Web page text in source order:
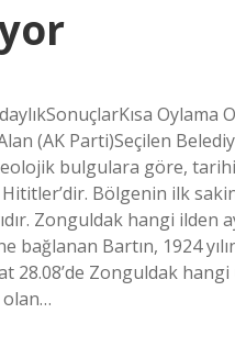
Oylama
(AK Parti)Seçilen
bulgulara göre,
Bölgenin ilk
Zonguldak hangi ilden
bağlanan Bartın, 1924
Zonguldak
olan…